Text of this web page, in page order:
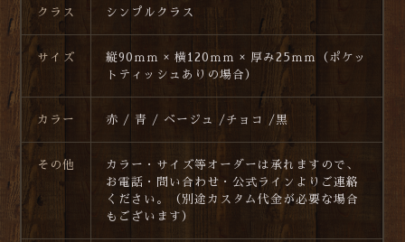
クラス シンプルクラス
サイズ
縦90ｍｍ × 横120ｍｍ × 厚み25ｍｍ（ポケッ
トティッシュありの場合）
カラー 赤 / 青 / ベージュ /チョコ /黒
その他
カラー・サイズ等オーダーは承れますので、
お電話・問い合わせ・公式ラインよりご連絡
ください。（別途カスタム代金が必要な場合
もございます）